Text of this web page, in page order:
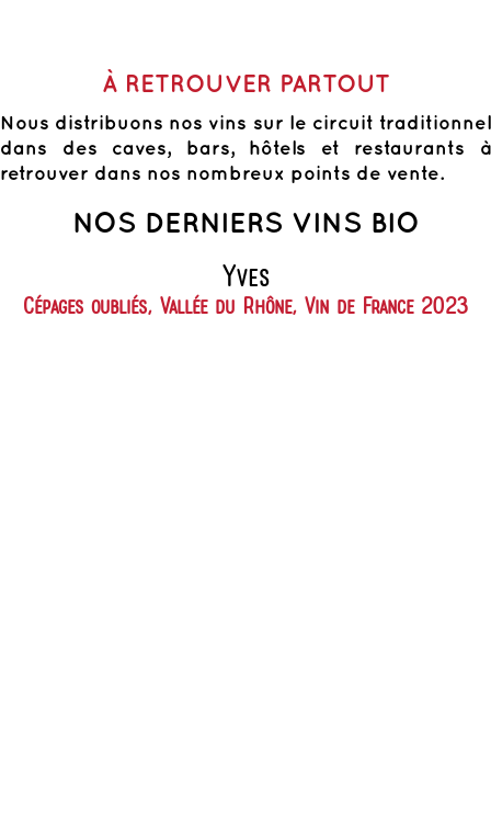
À RETROUVER PARTOUT
Nous distribuons nos vins sur le circuit traditionnel
dans des caves, bars, hôtels et restaurants à
retrouver dans nos nombreux points de vente.
NOS DERNIERS VINS BIO
Yves
Cépages oubliés, Vallée du Rhône, Vin de France 2023